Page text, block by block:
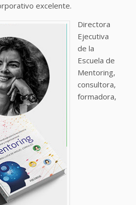
excelente.
Directora
Ejecutiva
de la
Escuela de
Mentoring,
consultora,
formadora,